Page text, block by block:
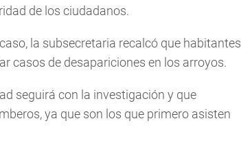
de los ciudadanos.
la subsecretaria recalcó que habitantes
casos de desapariciones en los arroyos.
seguirá con la investigación y que
ya que son los que primero asisten